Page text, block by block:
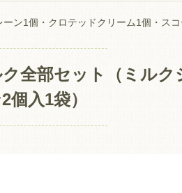
ン1個・クロテッドクリーム1個・スコ
ク全部セット（ミル
個入1袋）